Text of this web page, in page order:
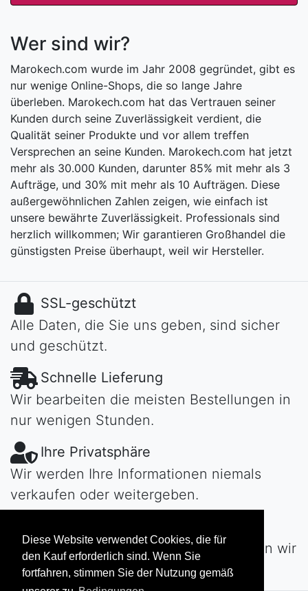
Diese Website verwendet Cookies, die für
den Kauf erforderlich sind. Wenn Sie
fortfahren, stimmen Sie der Nutzung gemäß
Wer sind wir?
Marokech.com wurde im Jahr 2008 gegründet, gibt es
nur wenige Online-Shops, die so lange Jahre
überleben. Marokech.com hat das Vertrauen seiner
Kunden durch seine Zuverlässigkeit verdient, die
Qualität seiner Produkte und vor allem treffen
Versprechen an seine Kunden. Marokech.com hat jetzt
mehr als 30.000 Kunden, darunter 85% mit mehr als 3
Aufträge, und 30% mit mehr als 10 Aufträgen. Diese
außergewöhnlichen Zahlen zeigen, wie einfach ist
unsere bewährte Zuverlässigkeit. Professionals sind
herzlich willkommen; Wir garantieren Großhandel die
günstigsten Preise überhaupt, weil wir Hersteller.
SSL-geschützt
Alle Daten, die Sie uns geben, sind sicher
und geschützt.
Schnelle Lieferung
Wir bearbeiten die meisten Bestellungen in
nur wenigen Stunden.
Ihre Privatsphäre
Wir werden Ihre Informationen niemals
verkaufen oder weitergeben.
Kontaktiere uns!Tag oder Nacht werden wir
uns schnell bei Ihnen melden...